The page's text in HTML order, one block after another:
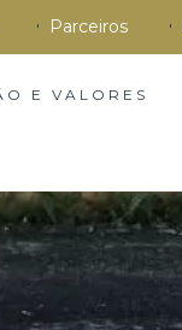
Parceiros
E VALORES